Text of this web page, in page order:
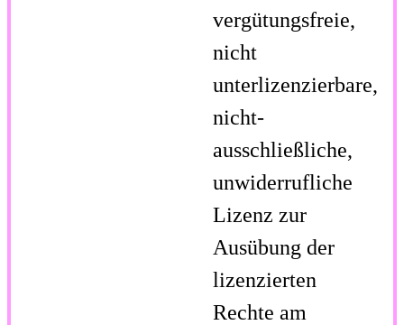
vergütungsfreie,
nicht
unterlizenzierbare,
nicht-
ausschließliche,
unwiderrufliche
Lizenz zur
Ausübung der
lizenzierten
Rechte am